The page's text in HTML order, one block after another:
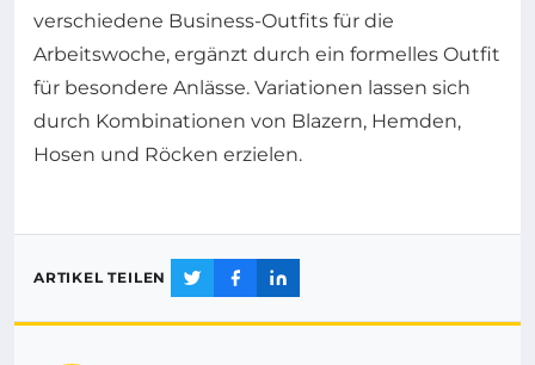
verschiedene Business-Outfits für die
Arbeitswoche, ergänzt durch ein formelles Outfit
für besondere Anlässe. Variationen lassen sich
durch Kombinationen von Blazern, Hemden,
Hosen und Röcken erzielen.
ARTIKEL TEILEN